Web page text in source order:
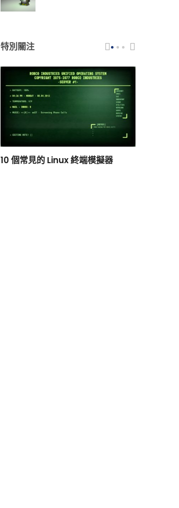
特別關注
10 個常見的 Linux 終端模擬器